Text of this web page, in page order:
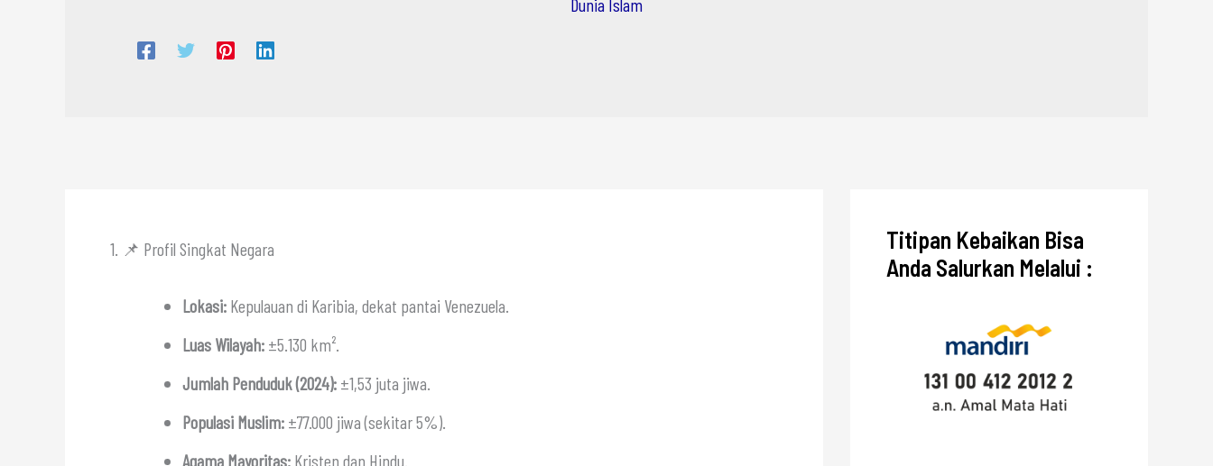
1. 📌 Profil Singkat Negara
Lokasi: Kepulauan di Karibia, dekat pantai Venezuela.
Luas Wilayah: ±5.130 km².
Jumlah Penduduk (2024): ±1,53 juta jiwa.
Populasi Muslim: ±77.000 jiwa (sekitar 5%).
Agama Mayoritas: Kristen dan Hindu.
Titipan Kebaikan Bisa
Anda Salurkan Melalui :